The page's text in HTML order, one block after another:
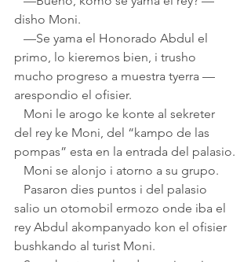
disho Moni.
primo, lo kieremos bien, i trusho
mucho progreso a muestra tyerra —
arespondio el ofisier.
del rey ke Moni, del “kampo de las
pompas” esta en la entrada del palasio.
   Moni se alonjo i atorno a su grupo.
salio un otomobil ermozo onde iba el
rey Abdul akompanyado kon el ofisier
bushkando al turist Moni.